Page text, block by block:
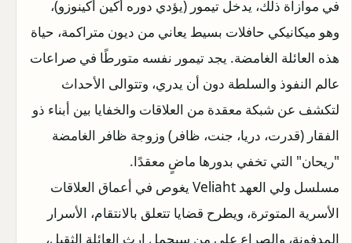
في موازاة ذلك، يدخل تيمور (يؤدي دوره أكين أكينوزو)،
وهو ميكانيكي حافلات بسيط يعاني من ديون متراكمة، حياة
هذه العائلة الغامضة. يجد تيمور نفسه متورطًا في صراعات
عالم النفوذ والسلطة دون أن يدري، وتتوالى الأحداث
لتكشف عن شبكة معقدة من العلاقات والخفايا بين أبناء ذو
الفقار (قدرت، دريا، جنت، ظافر) وزوجة ظافر الغامضة
"ريحان" التي تخفي بدورها ماضٍ معقدًا.
مسلسل ولي العهد Veliaht يغوص في أعماق العلاقات
الأسرية المتوترة، ويطرح قضايا تتعلق بالانتقام، الأسرار
المدفونة، والصراع على من سيحمل إرث العائلة الثقيل،